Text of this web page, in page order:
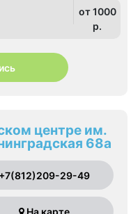
от 1000
p.
центре им.
68а
+7(812)209-29-49